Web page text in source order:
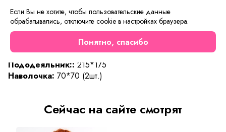
Ткань:Бязь
Состав:100%Хлопок
220*195
Плотность:125 г/м
Пододеяльник:: 215*175
Наволочка: 70*70 (2шт.)
Сейчас на сайте смотрят
Если Вы не хотите, чтобы пользовательские данные
обрабатывались, отключите cookie в настройках браузера.
Понятно, спасибо